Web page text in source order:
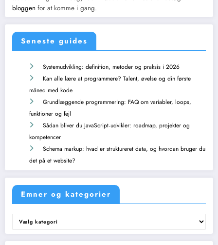
bloggen for at komme i gang.
Seneste guides
Systemudvikling: definition, metoder og praksis i 2026
Kan alle lære at programmere? Talent, øvelse og din første
måned med kode
Grundlæggende programmering: FAQ om variabler, loops,
funktioner og fejl
Sådan bliver du JavaScript‑udvikler: roadmap, projekter og
kompetencer
Schema markup: hvad er struktureret data, og hvordan bruger du
det på et website?
Emner og kategorier
Emner
kategorier